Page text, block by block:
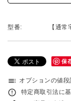
型番: 【通
保
toc オプションの値段
error_outline 特定商取引法に